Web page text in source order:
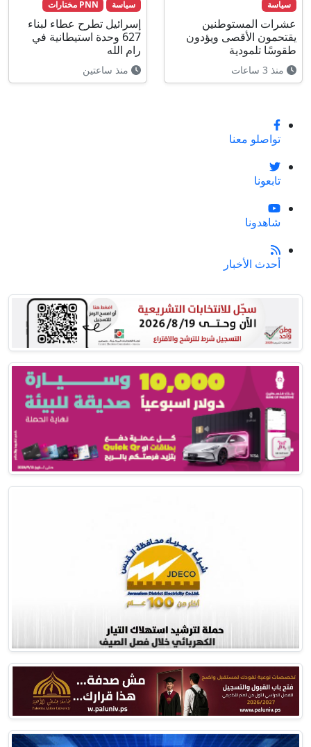
سياسة
عشرات المستوطنين
يقتحمون الأقصى ويؤدون
طقوسًا تلمودية
منذ 3 ساعات
سياسة PNN مختارات
إسرائيل تطرح عطاء لبناء
627 وحدة استيطانية في
رام الله
منذ ساعتين
تواصلو معنا
تابعونا
شاهدونا
أحدث الأخبار